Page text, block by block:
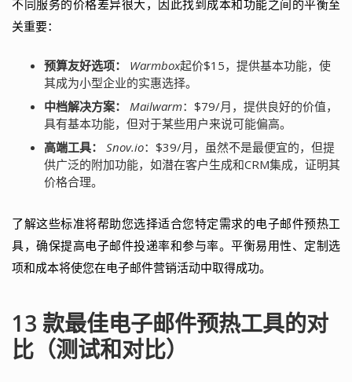
不同服务的价格差异很大，因此找到成本和功能之间的平衡至
关重要：
预算友好选项： Warmbox起价$15，提供基本功能，使
其成为小型企业的实惠选择。
中档解决方案：
Mailwarm：$79/月，提供良好的价值，
具有基本功能，但对于某些用户来说可能偏高。
高端工具：
Snov.io：$39/月，虽然不是最便宜的，但提
供广泛的附加功能，如潜在客户生成和CRM集成，证明其
价格合理。
了解这些标准将帮助您选择适合您特定需求的电子邮件预热工
具，确保提高电子邮件投递率和参与率。平衡易用性、定制选
项和成本将使您在电子邮件营销活动中取得成功。
13 款最佳电子邮件预热工具的对
比（测试和对比）